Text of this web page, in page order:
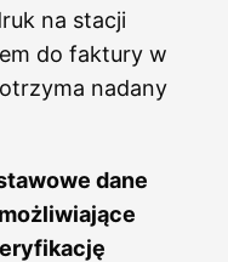
na stacji
do faktury w
nadany
dane